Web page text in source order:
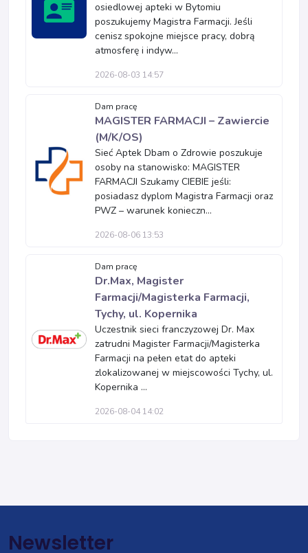
osiedlowej apteki w Bytomiu
poszukujemy Magistra Farmacji. Jeśli
cenisz spokojne miejsce pracy, dobrą
atmosferę i indyw...
2026-08-03 14:57
Dam pracę
MAGISTER FARMACJI – Zawiercie
(M/K/OS)
Sieć Aptek Dbam o Zdrowie poszukuje
osoby na stanowisko: MAGISTER
FARMACJI Szukamy CIEBIE jeśli:
posiadasz dyplom Magistra Farmacji oraz
PWZ – warunek konieczn...
2026-08-06 13:53
Dam pracę
Dr.Max, Magister
Farmacji/Magisterka Farmacji,
Tychy, ul. Kopernika
Uczestnik sieci franczyzowej Dr. Max
zatrudni Magister Farmacji/Magisterka
Farmacji na pełen etat do apteki
zlokalizowanej w miejscowości Tychy, ul.
Kopernika ...
2026-08-04 14:02
Newsletter